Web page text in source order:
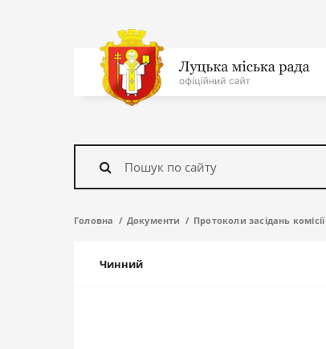
На
головну
Знайти
Головна Документи Протоколи засідань комісії
Чинний